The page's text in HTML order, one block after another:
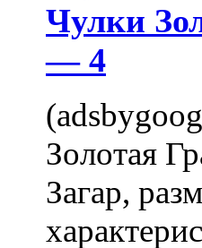
Чулки
— 4
Золотая
Загар,